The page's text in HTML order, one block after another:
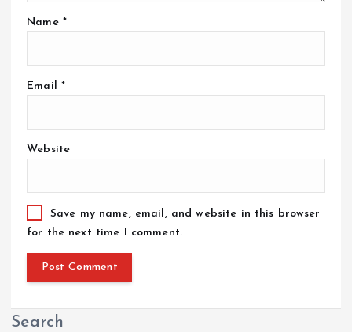
Name *
Email *
Website
Save my name, email, and website in this browser
for the next time I comment.
Search